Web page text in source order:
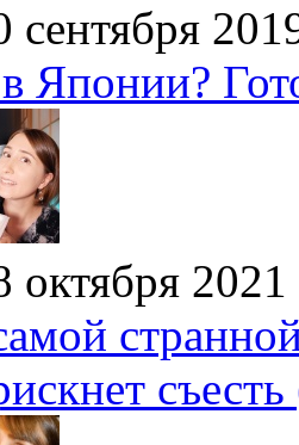
сентября
Японии?
октября 2021